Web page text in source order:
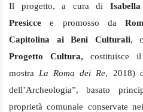
Il progetto, a cura di
Presicce e promosso da
Capitolina ai Beni Culturali,
Progetto Cultura, costituisce
mostra La Roma dei Re, 2018)
dell’Archeologia”, basato
proprietà comunale conservate